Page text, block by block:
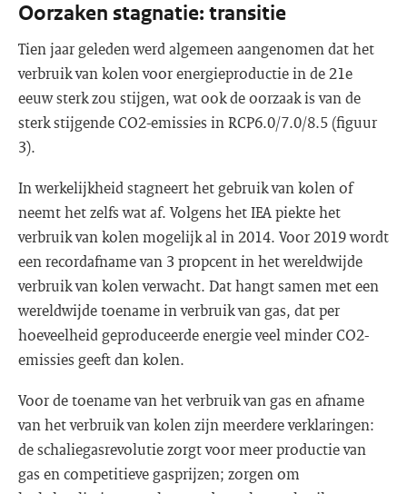
Oorzaken stagnatie: transitie
Tien jaar geleden werd algemeen aangenomen dat het
verbruik van kolen voor energieproductie in de 21e
eeuw sterk zou stijgen, wat ook de oorzaak is van de
sterk stijgende CO2-emissies in RCP6.0/7.0/8.5 (figuur
3).
In werkelijkheid stagneert het gebruik van kolen of
neemt het zelfs wat af. Volgens het IEA piekte het
verbruik van kolen mogelijk al in 2014. Voor 2019 wordt
een recordafname van 3 propcent in het wereldwijde
verbruik van kolen verwacht. Dat hangt samen met een
wereldwijde toename in verbruik van gas, dat per
hoeveelheid geproduceerde energie veel minder CO2-
emissies geeft dan kolen.
Voor de toename van het verbruik van gas en afname
van het verbruik van kolen zijn meerdere verklaringen:
de schaliegasrevolutie zorgt voor meer productie van
gas en competitieve gasprijzen; zorgen om